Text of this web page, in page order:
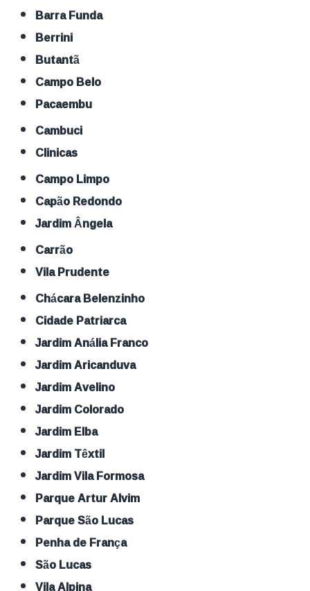
Barra Funda
Berrini
Butantã
Campo Belo
Pacaembu
Cambuci
Clinicas
Campo Limpo
Capão Redondo
Jardim Ângela
Carrão
Vila Prudente
Chácara Belenzinho
Cidade Patriarca
Jardim Anália Franco
Jardim Aricanduva
Jardim Avelino
Jardim Colorado
Jardim Elba
Jardim Têxtil
Jardim Vila Formosa
Parque Artur Alvim
Parque São Lucas
Penha de França
São Lucas
Vila Alpina